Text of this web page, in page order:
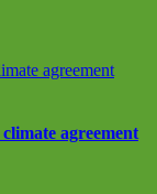
agreement
agreement